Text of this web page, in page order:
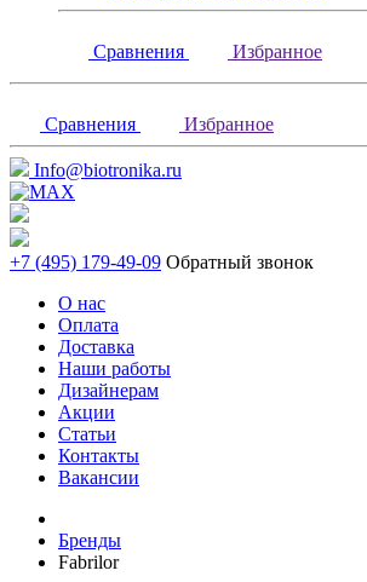
Сравнения Избранное
Сравнения Избранное
Info@biotronika.ru
+7 (495) 179-49-09 Обратный звонок
О нас
Оплата
Доставка
Наши работы
Дизайнерам
Акции
Статьи
Контакты
Вакансии
Бренды
Fabrilor